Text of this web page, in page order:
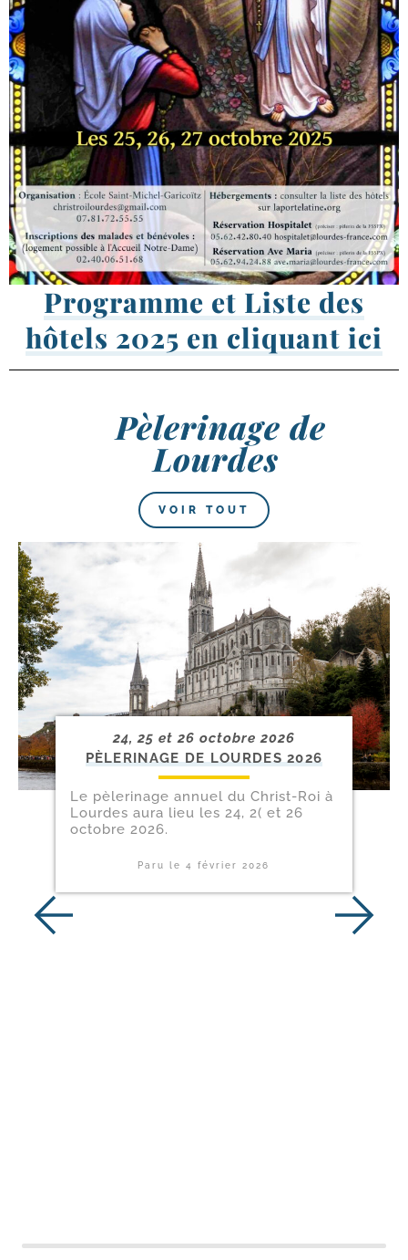
Programme et Liste des
hôtels 2025 en cliquant ici
Pèlerinage de
Lourdes
VOIR TOUT
24, 25 et 26 octobre 2026
PÈLERINAGE DE LOURDES 2026
Le pèle­ri­nage annuel du Christ-​Roi à
Lourdes aura lieu les 24, 2( et 26
octobre 2026.
Paru le4 février 2026